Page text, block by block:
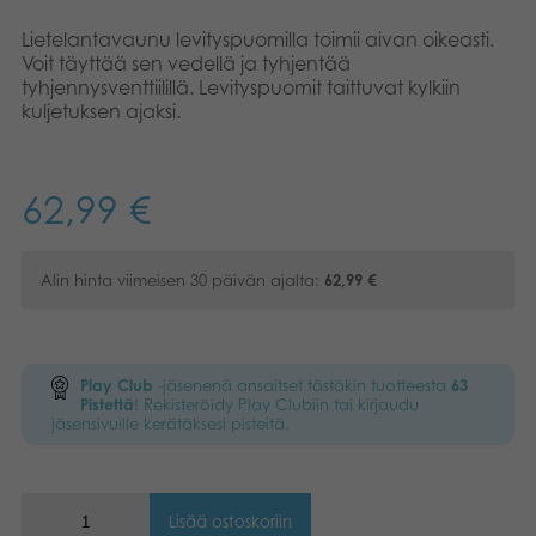
Kirjat
Arkistoidut tuotteet
Sovellukset
Suomi
Dansk
Svenska
Lietelantavaunu levityspuomilla toimii aivan oikeasti.
Voit täyttää sen vedellä ja tyhjentää
tyhjennysventtiilillä. Levityspuomit taittuvat kylkiin
kuljetuksen ajaksi.
62,99 €
Alin hinta viimeisen 30 päivän ajalta: 62,99 €
Play Club -jäsenenä ansaitset tästäkin tuotteesta 63
Pistettä! Rekisteröidy Play Clubiin tai kirjaudu
jäsensivuille kerätäksesi pisteitä.
Lisää ostoskoriin